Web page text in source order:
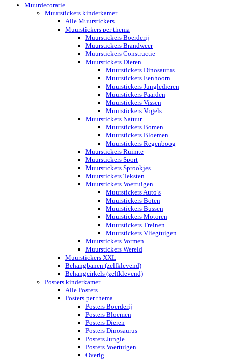
Muurdecoratie
Muurstickers kinderkamer
Alle Muurstickers
Muurstickers per thema
Muurstickers Boerderij
Muurstickers Brandweer
Muurstickers Constructie
Muurstickers Dieren
Muurstickers Dinosaurus
Muurstickers Eenhoorn
Muurstickers Jungledieren
Muurstickers Paarden
Muurstickers Vissen
Muurstickers Vogels
Muurstickers Natuur
Muurstickers Bomen
Muurstickers Bloemen
Muurstickers Regenboog
Muurstickers Ruimte
Muurstickers Sport
Muurstickers Sprookjes
Muurstickers Teksten
Muurstickers Voertuigen
Muurstickers Auto’s
Muurstickers Boten
Muurstickers Bussen
Muurstickers Motoren
Muurstickers Treinen
Muurstickers Vliegtuigen
Muurstickers Vormen
Muurstickers Wereld
Muurstickers XXL
Behangbanen (zelfklevend)
Behangcirkels (zelfklevend)
Posters kinderkamer
Alle Posters
Posters per thema
Posters Boerderij
Posters Bloemen
Posters Dieren
Posters Dinosaurus
Posters Jungle
Posters Voertuigen
Overig